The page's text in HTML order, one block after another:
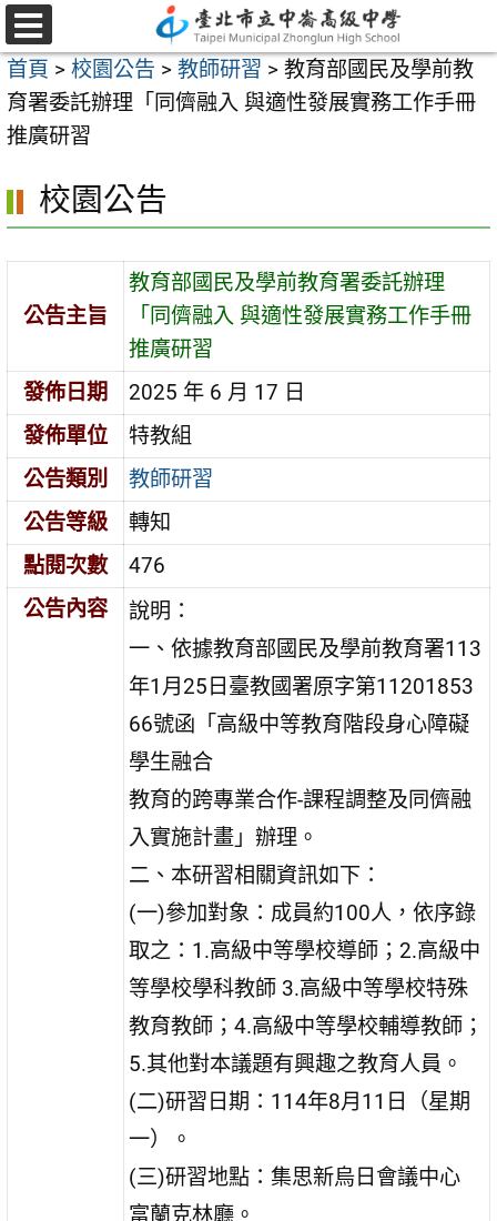
跳
至
主
要
內
區
選
單
首頁 > 校園公告 > 教師研習 > 教育部國民及學前教
育署委託辦理「同儕融入 與適性發展實務工作手冊
推廣研習
校園公告
公告主旨
教育部國民及學前教育署委託辦理
「同儕融入 與適性發展實務工作手冊
推廣研習
發佈日期
2025 年 6 月 17 日
發佈單位
特教組
公告類別
教師研習
公告等級
轉知
點閱次數
476
公告內容
說明：
一、依據教育部國民及學前教育署113
年1月25日臺教國署原字第11201853
66號函「高級中等教育階段身心障礙
學生融合
教育的跨專業合作-課程調整及同儕融
入實施計畫」辦理。
二、本研習相關資訊如下：
(一)參加對象：成員約100人，依序錄
取之：1.高級中等學校導師；2.高級中
等學校學科教師 3.高級中等學校特殊
教育教師；4.高級中等學校輔導教師；
5.其他對本議題有興趣之教育人員。
(二)研習日期：114年8月11日（星期
一）。
(三)研習地點：集思新烏日會議中心
富蘭克林廳。